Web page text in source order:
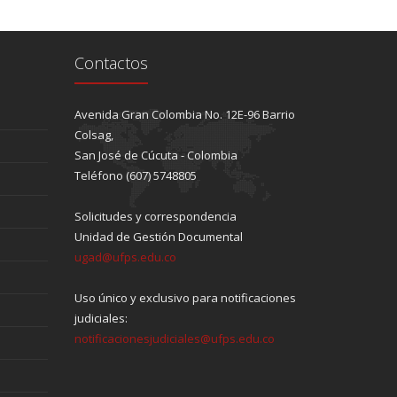
Contactos
Avenida Gran Colombia No. 12E-96 Barrio
Colsag,
San José de Cúcuta - Colombia
Teléfono (607) 5748805
Solicitudes y correspondencia
Unidad de Gestión Documental
ugad@ufps.edu.co
Uso único y exclusivo para notificaciones
judiciales:
notificacionesjudiciales@ufps.edu.co